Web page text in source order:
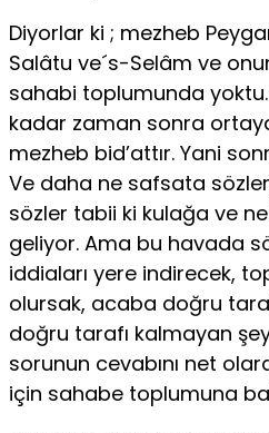
Diyorlar ki ; mezheb
Salâtu ve´s-Selâm ve
sahabi toplumunda
kadar zaman sonra ortaya
mezheb bid’attır. Yani
Ve daha ne safsata
sözler tabii ki kulağa ve
geliyor. Ama bu havada
iddiaları yere indirecek,
olursak, acaba doğru
doğru tarafı kalmayan
sorunun cevabını net
için sahabe toplumuna